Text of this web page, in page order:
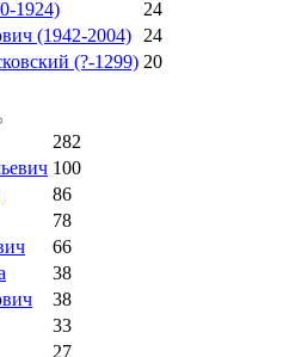
1924)
24
(1942-2004)
24
(?-1299) 20
282
100
86
78
66
38
38
33
27